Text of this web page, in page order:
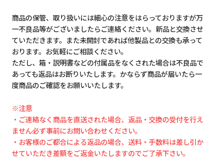
商品の保管、取り扱いには細心の注意をはらっておりますが万
一不良品等がございましたらご連絡ください。新品と交換させ
ていただきます。また未開封であれば他製品との交換も承って
おります。お気軽にご相談ください。
ただし、箱・説明書などの付属品をなくされた場合は不良品で
あっても返品はお断りいたします。かならず商品が届いたら一
度商品のご確認をお願いいたします。
※注意
・ご連絡なく商品を直送された場合、返品・交換の受付を行え
ません必ず事前にお問い合わせください。
・お客様のご都合による返品の場合、送料・手数料は差し引か
せていただき差額をご返金いたしますのでご了承下さい。